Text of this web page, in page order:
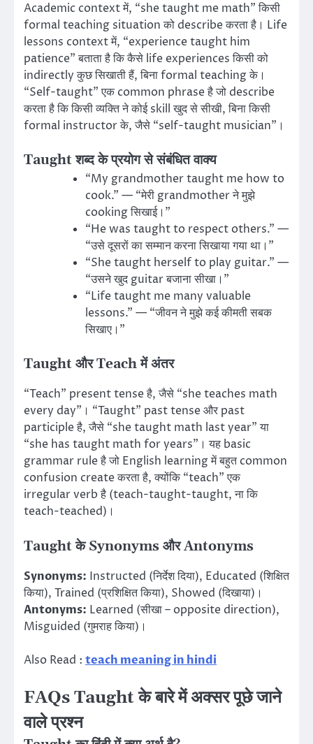
Academic context में, “she taught me math” किसी
formal teaching situation को describe करता है। Life
lessons context में, “experience taught him
patience” बताता है कि कैसे life experiences किसी को
indirectly कुछ सिखाती हैं, बिना formal teaching के।
“Self-taught” एक common phrase है जो describe
करता है कि किसी व्यक्ति ने कोई skill खुद से सीखी, बिना किसी
formal instructor के, जैसे “self-taught musician”।
Taught शब्द के प्रयोग से संबंधित वाक्य
“My grandmother taught me how to
cook.” — “मेरी grandmother ने मुझे
cooking सिखाई।”
“He was taught to respect others.” —
“उसे दूसरों का सम्मान करना सिखाया गया था।”
“She taught herself to play guitar.” —
“उसने खुद guitar बजाना सीखा।”
“Life taught me many valuable
lessons.” — “जीवन ने मुझे कई कीमती सबक
सिखाए।”
Taught और Teach में अंतर
“Teach” present tense है, जैसे “she teaches math
every day”। “Taught” past tense और past
participle है, जैसे “she taught math last year” या
“she has taught math for years”। यह basic
grammar rule है जो English learning में बहुत common
confusion create करता है, क्योंकि “teach” एक
irregular verb है (teach-taught-taught, ना कि
teach-teached)।
Taught के Synonyms और Antonyms
Synonyms: Instructed (निर्देश दिया), Educated (शिक्षित
किया), Trained (प्रशिक्षित किया), Showed (दिखाया)।
Antonyms: Learned (सीखा – opposite direction),
Misguided (गुमराह किया)।
Also Read : teach meaning in hindi
FAQs Taught के बारे में अक्सर पूछे जाने
वाले प्रश्न